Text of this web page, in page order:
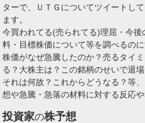
ターで、ＵＴＧについてツイートし
ます。
今買われてる(売られてる)理屈・今
料・目標株価について等を調べるのに
株価がなぜ急騰したのか？売るタイ
る？大株主は？この銘柄のせいで退
それは何故？これからどうなる？等
想や急騰・急落の材料に対する反応や
投資家の株予想